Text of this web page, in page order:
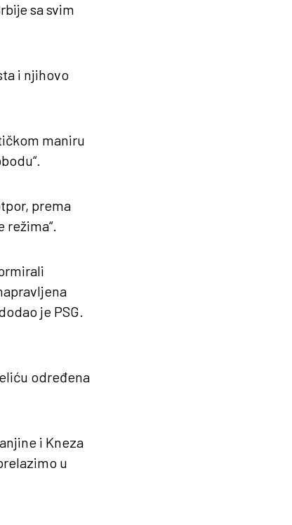
sa svim
i njihovo
maniru
prema
režima“.
je PSG.
određena
i Kneza
u